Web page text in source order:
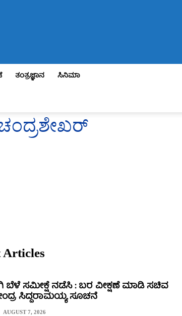
ತಂತ್ರಜ್ಞಾನ
ಸಿನಿಮಾ
Articles
ಬೆಳೆ ಸಮೀಕ್ಷೆ ನಡೆಸಿ : ಬರ ವೀಕ್ಷಣೆ ಮಾಡಿ ಸಚಿವ
ಸಿದ್ದರಾಮಯ್ಯ ಸೂಚನೆ
AUGUST 7, 2026